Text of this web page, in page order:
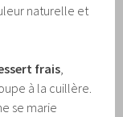
naturelle et
frais
à la cuillère.
se marie